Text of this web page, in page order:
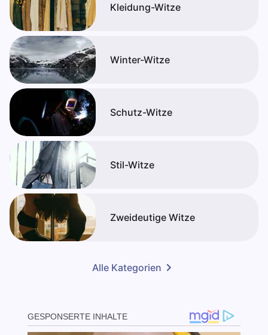
Kleidung-Witze
Winter-Witze
Schutz-Witze
Stil-Witze
Zweideutige Witze
Alle Kategorien